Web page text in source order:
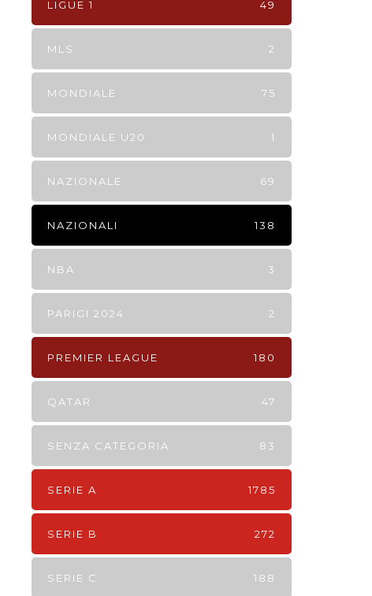
LIGUE 1 49
MLS 2
MONDIALE 75
MONDIALE U20 1
NAZIONALE 69
NAZIONALI 138
NBA 3
PARIGI 2024 2
PREMIER LEAGUE 180
QATAR 47
SENZA CATEGORIA 83
SERIE A 1785
SERIE B 272
SERIE C 188